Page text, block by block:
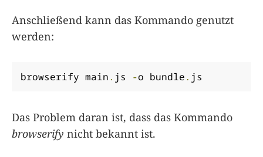
Anschließend kann das Kommando genutzt
werden:
browserify main. js -o bundle. js
Das Problem daran ist, dass das Kommando
browserify nicht bekannt ist.